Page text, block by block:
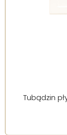
Tubądzin